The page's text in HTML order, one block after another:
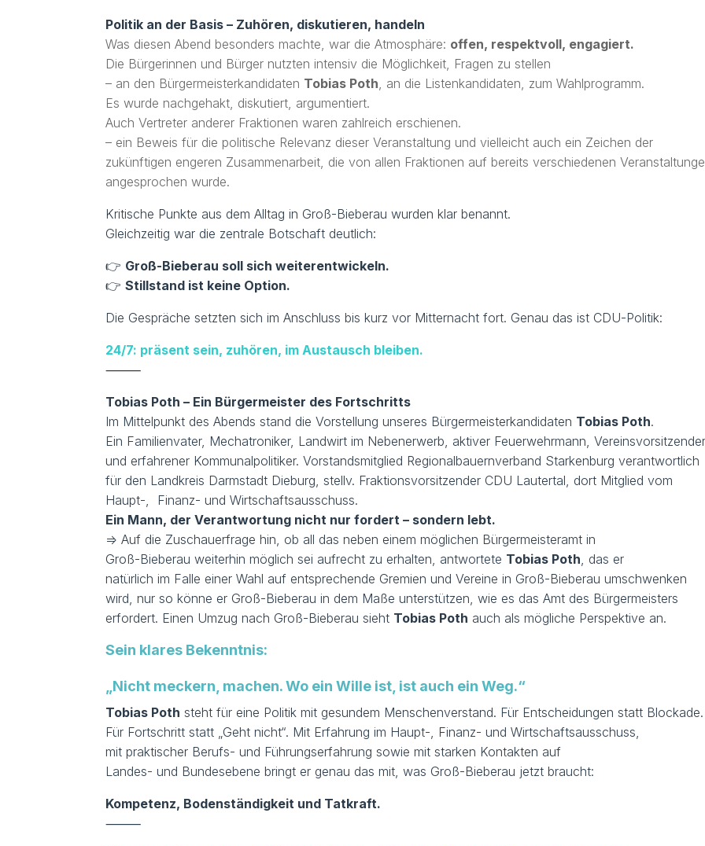
Politik an der Basis – Zuhören, diskutieren, handeln
Was diesen Abend besonders machte, war die Atmosphäre: offen, respektvoll, engagiert.
Die Bürgerinnen und Bürger nutzten intensiv die Möglichkeit, Fragen zu stellen
– an den Bürgermeisterkandidaten Tobias Poth, an die Listenkandidaten, zum Wahlprogramm.
Es wurde nachgehakt, diskutiert, argumentiert.
Auch Vertreter anderer Fraktionen waren zahlreich erschienen.
– ein Beweis für die politische Relevanz dieser Veranstaltung und vielleicht auch ein Zeichen der
zukünftigen engeren Zusammenarbeit, die von allen Fraktionen auf bereits verschiedenen
angesprochen wurde.
Kritische Punkte aus dem Alltag in Groß-Bieberau wurden klar benannt.
Gleichzeitig war die zentrale Botschaft deutlich:
👉 Groß-Bieberau soll sich weiterentwickeln.
👉Stillstand ist keine Option.
Die Gespräche setzten sich im Anschluss bis kurz vor Mitternacht fort. Genau das ist CDU-Politik:
24/7: präsent sein, zuhören, im Austausch bleiben.
⸻
Tobias Poth – Ein Bürgermeister des Fortschritts
Im Mittelpunkt des Abends stand die Vorstellung unseres Bürgermeisterkandidaten Tobias Poth.
Ein Familienvater, Mechatroniker, Landwirt im Nebenerwerb, aktiver Feuerwehrmann,
und erfahrener Kommunalpolitiker. Vorstandsmitglied Regionalbauernverband Starkenburg verantwortlich
für den Landkreis Darmstadt Dieburg, stellv. Fraktionsvorsitzender CDU Lautertal, dort Mitglied vom
Haupt-, Finanz- und Wirtschaftsausschuss.
Ein Mann, der Verantwortung nicht nur fordert – sondern lebt.
=> Auf die Zuschauerfrage hin, ob all das neben einem möglichen Bürgermeisteramt in
Groß-Bieberau weiterhin möglich sei aufrecht zu erhalten, antwortete Tobias Poth, das er
natürlich im Falle einer Wahl auf entsprechende Gremien und Vereine in Groß-Bieberau umschwenken
wird, nur so könne er Groß-Bieberau in dem Maße unterstützen, wie es das Amt des Bürgermeisters
erfordert. Einen Umzug nach Groß-Bieberau sieht Tobias Poth auch als mögliche Perspektive an.
Sein klares Bekenntnis:
„Nicht meckern, machen. Wo ein Wille ist, ist auch ein Weg.“
Tobias Poth steht für eine Politik mit gesundem Menschenverstand. Für Entscheidungen statt Blockade.
Für Fortschritt statt „Geht nicht“. Mit Erfahrung im Haupt-, Finanz- und Wirtschaftsausschuss,
mit praktischer Berufs- und Führungserfahrung sowie mit starken Kontakten auf
Landes- und Bundesebene bringt er genau das mit, was Groß-Bieberau jetzt braucht:
Kompetenz, Bodenständigkeit und Tatkraft.
⸻